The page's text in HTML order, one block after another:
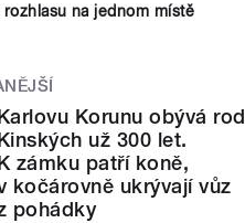
na jednom místě
Korunu obývá rod
už 300 let.
zámku patří koně,
kočárovně ukrývají vůz
pohádky